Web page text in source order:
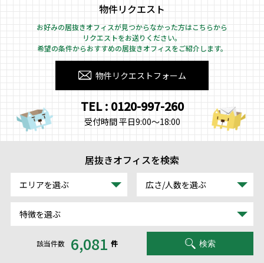
物件リクエスト
お好みの居抜きオフィスが見つからなかった方はこちらから
リクエストをお送りください。
希望の条件からおすすめの居抜きオフィスをご紹介します。
物件リクエストフォーム
TEL : 0120-997-260
受付時間 平日9:00～18:00
居抜きオフィスを検索
エリアを選ぶ 広さ/人数を選ぶ
特徴を選ぶ
該当件数 6,081 件 検索